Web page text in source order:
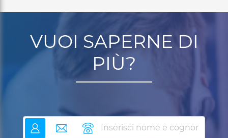
VUOI SAPERNE DI
PIÙ?
nome email telefono